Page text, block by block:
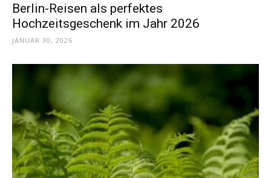
Berlin-Reisen als perfektes
Hochzeitsgeschenk im Jahr 2026
JANUAR 30, 2026